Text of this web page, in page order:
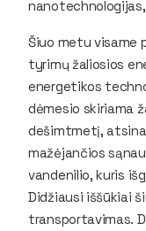
Šiuo metu visame
tyrimų žaliosios
energetikos
dėmesio skiriama
dešimtmetį,
mažėjančios
vandenilio, kuris
Didžiausi iššūkiai
transportavimas.